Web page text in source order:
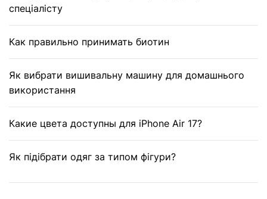
спеціалісту
Как правильно принимать биотин
Як вибрати вишивальну машину для домашнього
використання
Какие цвета доступны для iPhone Air 17?
Як підібрати одяг за типом фігури?